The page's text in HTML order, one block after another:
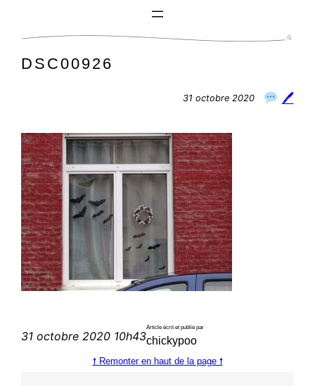
DSC00926
31 octobre 2020 🖊
31 octobre 2020 10h43
Article écrit et publié par
chickypoo
🠕 Remonter en haut de la page 🠕